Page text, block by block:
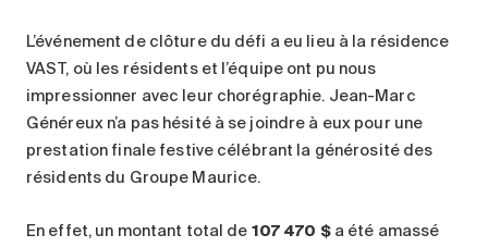
L’événement de clôture du défi a eu lieu à la résidence
VAST, où les résidents et l’équipe ont pu nous
impressionner avec leur chorégraphie. Jean-Marc
Généreux n’a pas hésité à se joindre à eux pour une
prestation finale festive célébrant la générosité des
résidents du Groupe Maurice.
En effet, un montant total de 107 470 $ a été amassé